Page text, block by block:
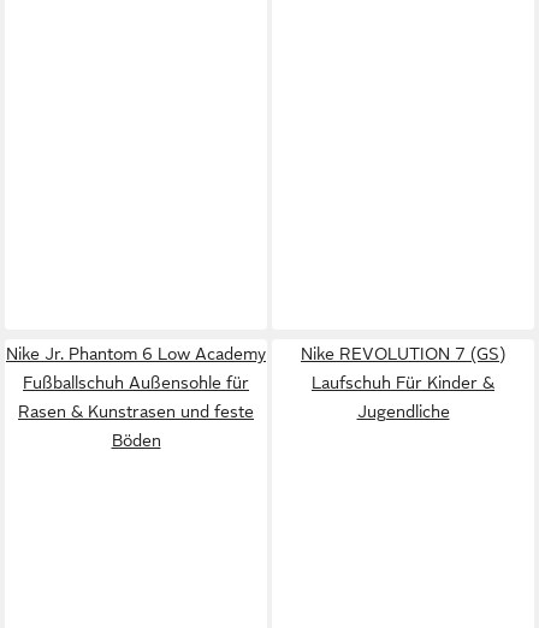
Nike Jr. Phantom 6 Low Academy
Fußballschuh Außensohle für
Rasen & Kunstrasen und feste
Böden
Nike REVOLUTION 7 (GS)
Laufschuh Für Kinder &
Jugendliche